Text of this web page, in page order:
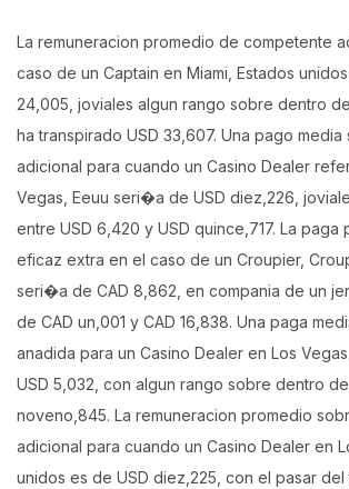
La remuneracion promedio de competente
caso de un Captain en Miami, Estados
24,005, joviales algun rango sobre dentro
ha transpirado USD 33,607. Una pago
adicional para cuando un Casino Dealer
Vegas, Eeuu seri�a de USD diez,226,
entre USD 6,420 y USD quince,717. La paga
eficaz extra en el caso de un Croupier,
seri�a de CAD 8,862, en compania de un
de CAD un,001 y CAD 16,838. Una paga
anadida para un Casino Dealer en Los
USD 5,032, con algun rango sobre dentro
noveno,845. La remuneracion promedio
adicional para cuando un Casino Dealer en
unidos es de USD diez,225, con el pasar del